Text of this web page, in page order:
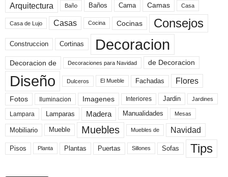
Arquitectura Baño Baños Cama Camas Casa
Casa de Lujo Casas Cocina Cocinas Consejos
Construccion Cortinas Decoracion
Decoracion de Decoraciones para Navidad de Decoracion
Diseño Dulceros El Mueble Fachadas Flores
Fotos Iluminacion Imagenes Interiores Jardin Jardines
Lampara Lamparas Madera Manualidades Mesas
Mobiliario Mueble Muebles Muebles de Navidad
Pisos Planta Plantas Puertas Sillones Sofas Tips